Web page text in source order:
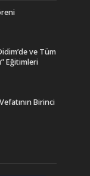
ve Tüm
Eğitimleri
Birinci